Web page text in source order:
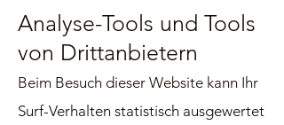
Analyse-Tools und Tools
von Drittanbietern
Beim Besuch dieser Website kann Ihr
Surf-Verhalten statistisch ausgewertet